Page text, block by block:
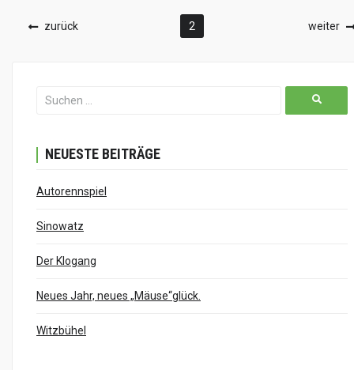
zurück 2 weiter
NEUESTE BEITRÄGE
Autorennspiel
Sinowatz
Der Klogang
Neues Jahr, neues „Mäuse“glück.
Witzbühel